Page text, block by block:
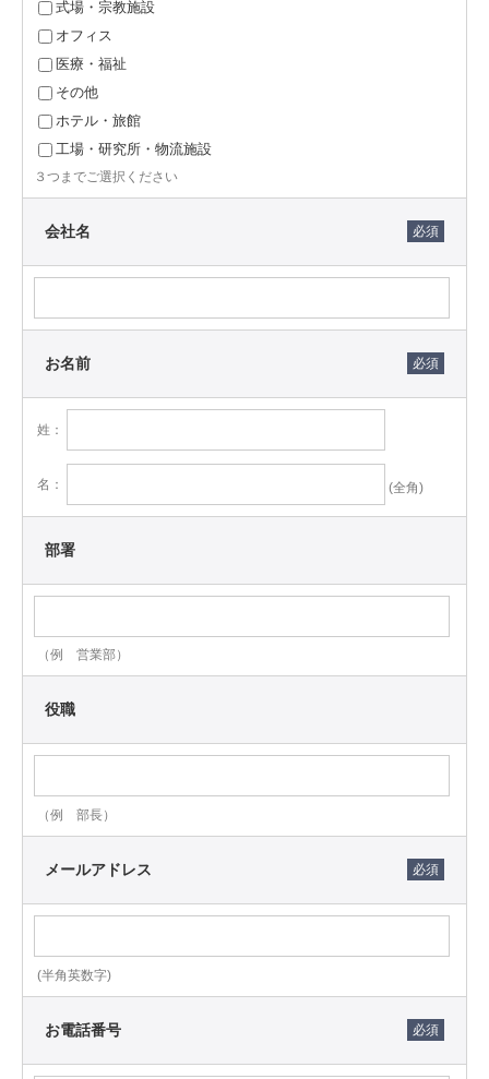
当社は、当社サービス及び製品に関するお客様の個人情
報の取り扱いにつき、業務実態に応じた個人情報保護の
ための管理体制を確立するとともに、社内規程に従い適
切かつ慎重に取り扱います。
４． 個人情報の取得に関する基本的考え方
当社は、個人情報の入手を適法かつ公正な手段によって
当社は、個人情報を収集する際には、お客様に対し、収
集する目的を明確にし、その目的達成に必要な限度にお
当社は、個人情報を間接的に入手する場合は、入手する
ものであるかどうかを確認します。
な範囲内で利用し、本人の同意がある場合または法令で
認められている場合を除き、他の目的で利用しません。
（1）当社商品・サービス、資料、サンプル、カタログ、
関連情報の提供、案内、発送及び管理のため
ービスその他の対応のため
実施、運営、景品発送及び結果分析のため
（5）メールマガジン、ダイレクトメール、広告配信、営
ため
（6）閲覧履歴、資料請求履歴、サンプル請求履歴、問い
た商品・サービス、広告、メールマガジン、営業連絡を
（7）当社ウェブサイト、商品、サービス、営業活動、広
発及び分析のため
（8）不正利用、不正アクセス、利用規約違反、事故、紛
争、法令違反の防止、調査及び対応のため
（9）本人確認、法令・規制・行政機関・司法機関等への
式場・宗教施設
オフィス
医療・福祉
その他
ホテル・旅館
工場・研究所・物流施設
３つまでご選択ください
会社名
お名前
姓：
名： (全角)
部署
（例 営業部）
役職
（例 部長）
メールアドレス
(半角英数字)
お電話番号